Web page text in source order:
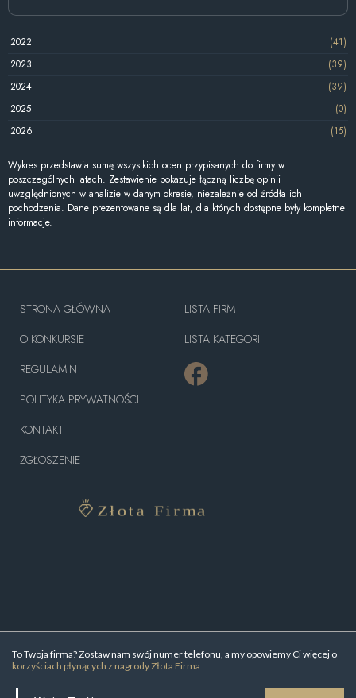
2022
(41)
2023
(39)
2024
(39)
2025
(0)
2026
(15)
Wykres przedstawia sumę wszystkich ocen przypisanych do firmy w
poszczególnych latach. Zestawienie pokazuje łączną liczbę opinii
uwzględnionych w analizie w danym okresie, niezależnie od źródła ich
pochodzenia. Dane prezentowane są dla lat, dla których dostępne były kompletne
informacje.
To Twoja firma? Zostaw nam swój numer telefonu, a my opowiemy Ci więcej o
korzyściach płynących z nagrody Złota Firma
STRONA GŁÓWNA
O KONKURSIE
REGULAMIN
POLITYKA PRYWATNOŚCI
KONTAKT
ZGŁOSZENIE
LISTA FIRM
LISTA KATEGORII